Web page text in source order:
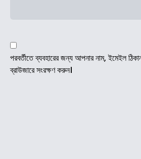
পরবর্তীতে ব্যবহারের জন্য আপনার নাম, ইমেইল
ব্রাউজারে সংরক্ষণ করুন।